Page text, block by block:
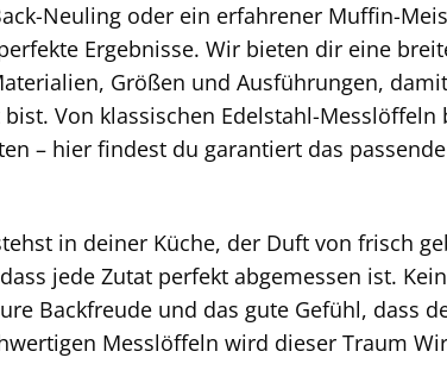
Neuling oder ein erfahrener Muffin-
Ergebnisse. Wir bieten dir eine
Größen und Ausführungen,
Von klassischen Edelstahl-
– hier findest du garantiert das
in deiner Küche, der Duft von frisch
jede Zutat perfekt abgemessen ist.
Backfreude und das gute Gefühl, dass
Messlöffeln wird dieser Traum